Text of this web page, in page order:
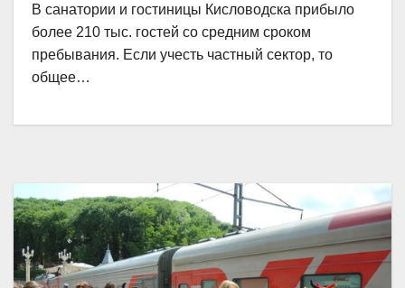
В санатории и гостиницы Кисловодска прибыло
более 210 тыс. гостей со средним сроком
пребывания. Если учесть частный сектор, то
общее…